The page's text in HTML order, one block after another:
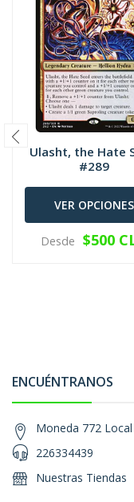
Ulasht, the Hate
#289
VER OPCIONES
Desde $500
ENCUÉNTRANOS
Moneda 772
226334439
Nuestras Tiendas